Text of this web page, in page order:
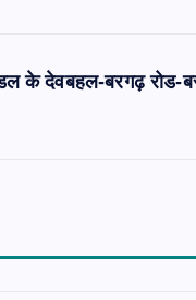
के देवबहल-बरगढ़ रोड-